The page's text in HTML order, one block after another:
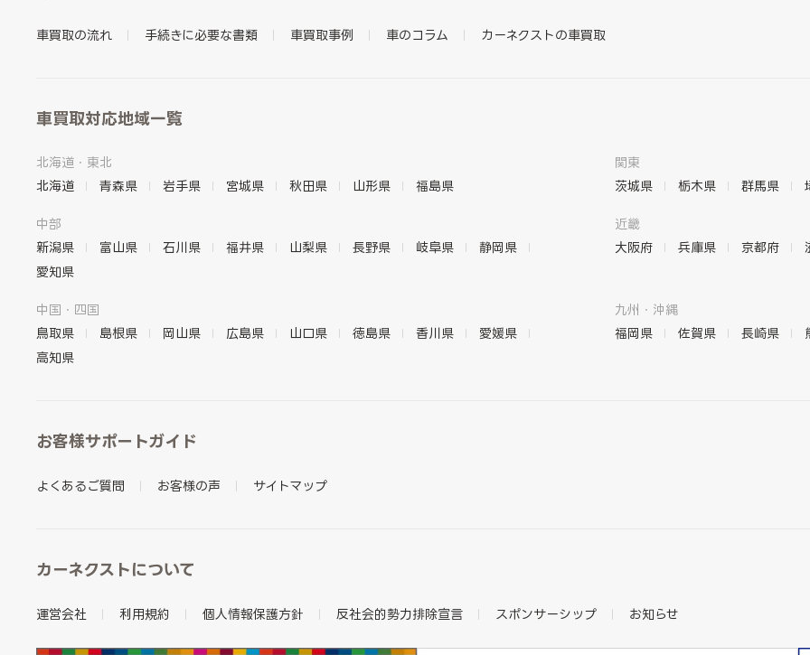
車買取の流れ 手続きに必要な書類 車買取事例 車のコラム カーネクストの車買取
車買取対応地域一覧
北海道・東北
北海道
青森県 岩手県 宮城県 秋田県 山形県 福島県
関東
茨城県
栃木県 群馬県
中部
新潟県
富山県 石川県 福井県 山梨県 長野県 岐阜県
静岡県
愛知県
近畿
大阪府
兵庫県 京都府
中国・四国
鳥取県
島根県 岡山県 広島県 山口県 徳島県 香川県
愛媛県
高知県
九州・沖縄
福岡県
佐賀県 長崎県
お客様サポートガイド
よくあるご質問 お客様の声 サイトマップ
カーネクストについて
運営会社 利用規約 個人情報保護方針 反社会的勢力排除宣言 スポンサーシップ お知らせ